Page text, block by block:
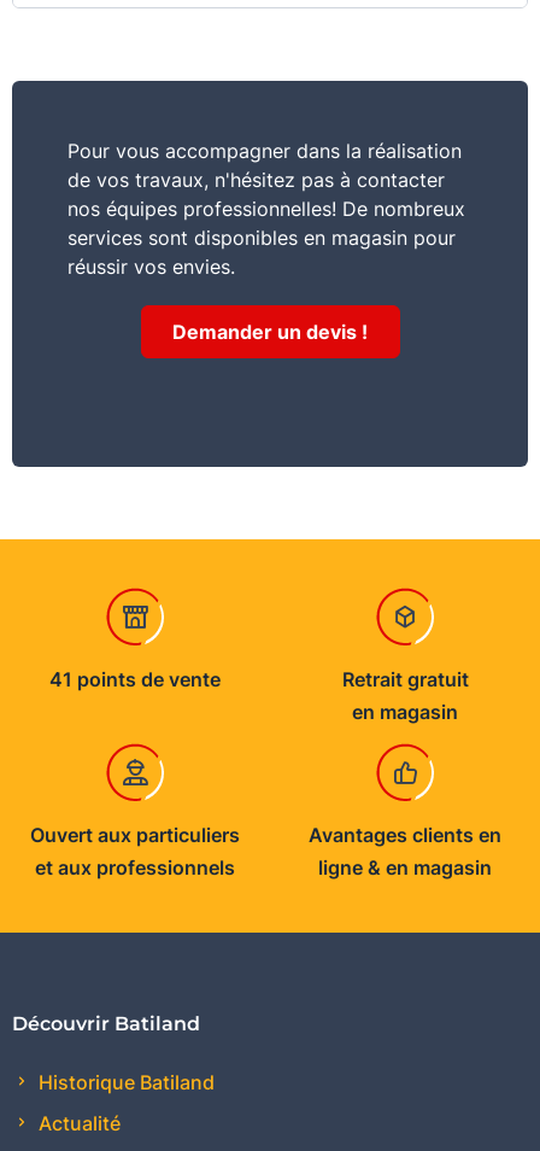
bimatière pour un très bon grip et un meilleur
Pour vous accompagner dans la réalisation
de vos travaux, n'hésitez pas à contacter
nos équipes professionnelles! De nombreux
services sont disponibles en magasin pour
réussir vos envies.
Demander un devis !
41 points de vente
Retrait gratuit
en magasin
Ouvert aux particuliers
et aux professionnels
Avantages clients en
ligne & en magasin
Découvrir Batiland
Historique Batiland
Actualité